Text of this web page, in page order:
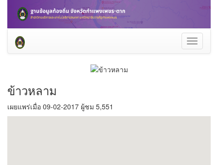
Toggle
ข้าวหลาม
เผยแพร่เมื่อ 09-02-2017 ผู้ชม 5,551